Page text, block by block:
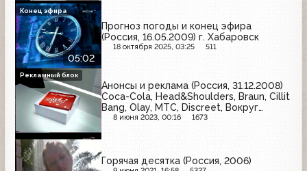
05:02
Прогноз погоды и конец эфира
(Россия, 16.05.2009) г. Хабаровск
18 октября 2025, 03:25 511
Конец эфира
Анонсы и реклама (Россия, 31.12.2008)
Coca-Cola, Head&Shoulders, Braun, Cillit
Bang, Olay, МТС, Discreet, Вокруг
Света, Boss
8 июня 2023, 00:16 1673
Рекламный блок
Горячая десятка (Россия, 2006)